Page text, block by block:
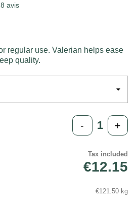
8avis
regular use. Valerian helps ease
quality.
- +
Tax included
€12.15
€121.50 kg